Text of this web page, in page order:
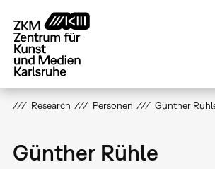
zum
Inhalt
Research Personen Günther
Günther Rühle